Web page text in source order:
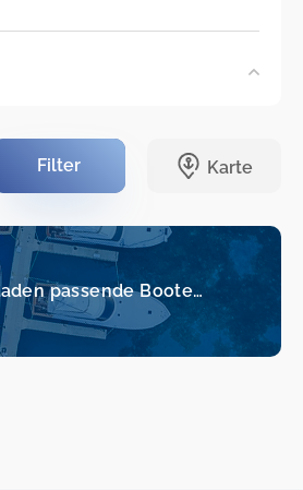
passende Boote…